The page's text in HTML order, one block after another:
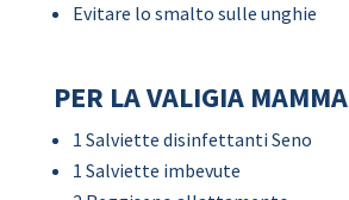
Evitare lo smalto sulle unghie
PER LA VALIGIA MAMMA
1 Salviette disinfettanti Seno
1 Salviette imbevute